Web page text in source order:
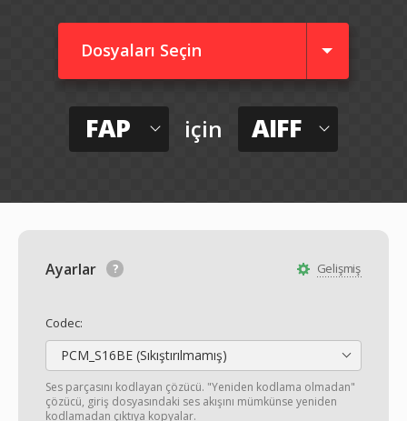
Dosyaları Seçin
FAP için AIFF
Gelişmiş
Ayarlar
Codec:
PCM_S16BE (Sıkıştırılmamış)
Ses parçasını kodlayan çözücü. "Yeniden kodlama olmadan"
çözücü, giriş dosyasındaki ses akışını mümkünse yeniden
kodlamadan çıktıya kopyalar.